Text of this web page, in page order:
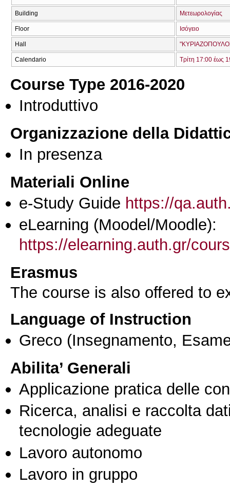
Building Μετεωρολογίας
Floor Ισόγειο
Hall
Calendario Τρίτη 17:00 έως
Course Type 2016-2020
Introduttivo
Organizzazione della
In presenza
Materiali Online
e-Study Guide https://
eLearning (Moodel/Moodle):
https://elearning.auth.gr/
Erasmus
The course is also offered to
Language of Instruction
Greco (Insegnamento,
Abilita’ Generali
Applicazione pratica delle
Ricerca, analisi e raccolta
tecnologie adeguate
Lavoro autonomo
Lavoro in gruppo